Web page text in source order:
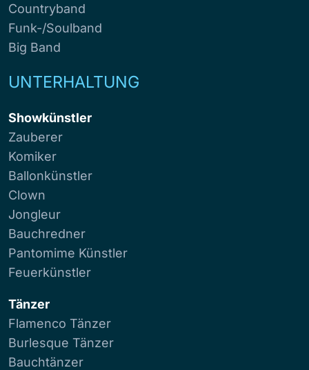
Countryband
Funk-/Soulband
Big Band
UNTERHALTUNG
Showkünstler
Zauberer
Komiker
Ballonkünstler
Clown
Jongleur
Bauchredner
Pantomime Künstler
Feuerkünstler
Tänzer
Flamenco Tänzer
Burlesque Tänzer
Bauchtänzer